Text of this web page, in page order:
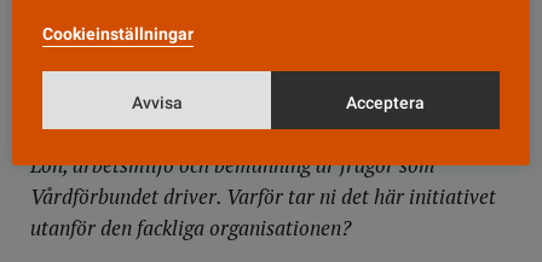
det redan är brist på sjuksköterskor även på
vårdcentralen. Ett sådant förslag saknar helt
verklighetsförankring, säger Ida Söderlund.
Lön, arbetsmiljö och bemanning är frågor som
Vårdförbundet driver. Varför tar ni det här initiativet
utanför den fackliga organisationen?
Cookieinställningar
Avvisa Acceptera